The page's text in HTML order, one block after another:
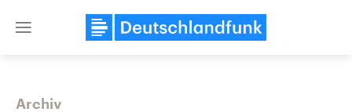
Close
Archiv